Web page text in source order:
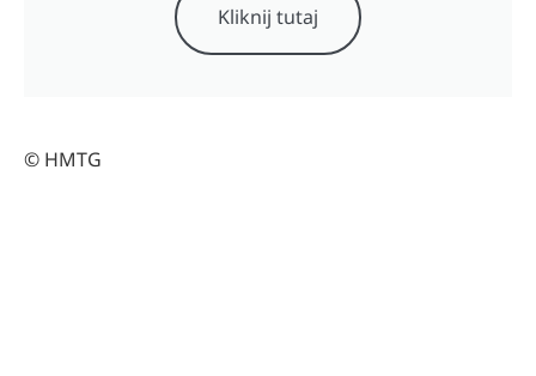
Kliknij tutaj
© HMTG